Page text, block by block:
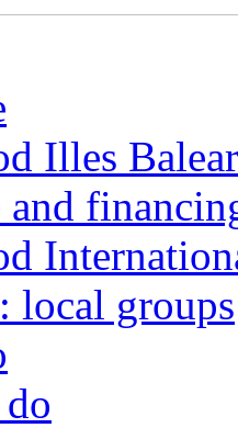
Illes
and
: local groups